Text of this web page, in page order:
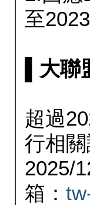
至
▌大
超過
行相
2025/
箱：